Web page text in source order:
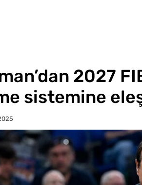
2027
sistemine